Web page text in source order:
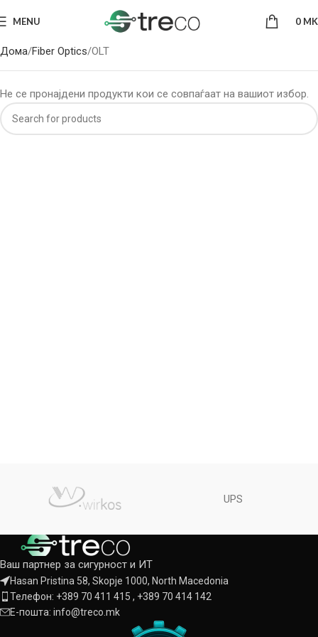
MENU 0
Дома Fiber Optics OLT
Не се пронајдени продукти кои се совпаѓаат на вашиот избор.
UPS
Ваш партнер за сигурност и ИТ
Hasan Pristina 58, Skopje 1000, North Macedonia
Телефон: +389 70 411 415 , +389 70 414 142
Е-пошта: info@treco.mk